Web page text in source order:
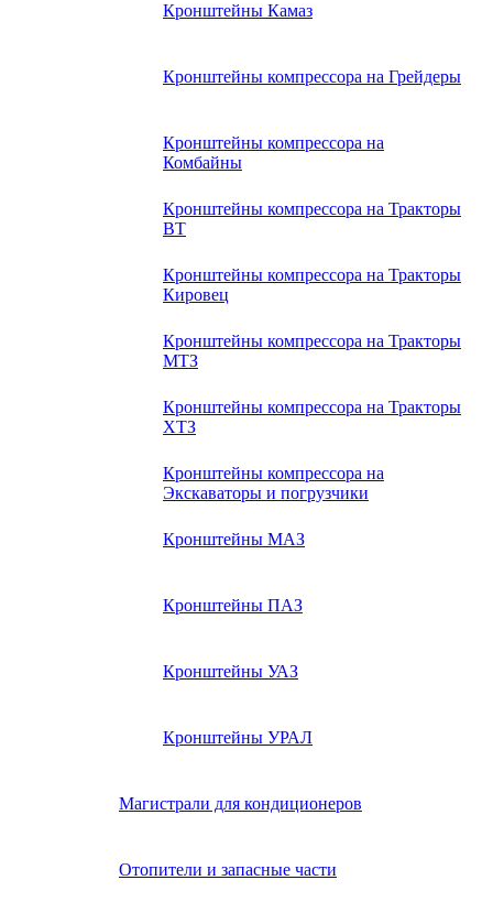
Кронштейны Камаз
Кронштейны компрессора на Грейдеры
Кронштейны компрессора на
Комбайны
Кронштейны компрессора на Тракторы
ВТ
Кронштейны компрессора на Тракторы
Кировец
Кронштейны компрессора на Тракторы
МТЗ
Кронштейны компрессора на Тракторы
ХТЗ
Кронштейны компрессора на
Экскаваторы и погрузчики
Кронштейны МАЗ
Кронштейны ПАЗ
Кронштейны УАЗ
Кронштейны УРАЛ
Магистрали для кондиционеров
Отопители и запасные части